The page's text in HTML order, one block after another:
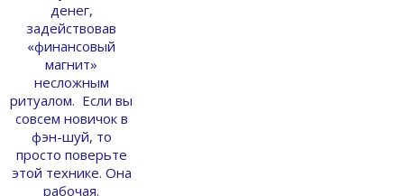
денег,
задействовав
«финансовый
магнит»
несложным
ритуалом. Если вы
совсем новичок в
фэн-шуй, то
просто поверьте
этой технике. Она
рабочая.